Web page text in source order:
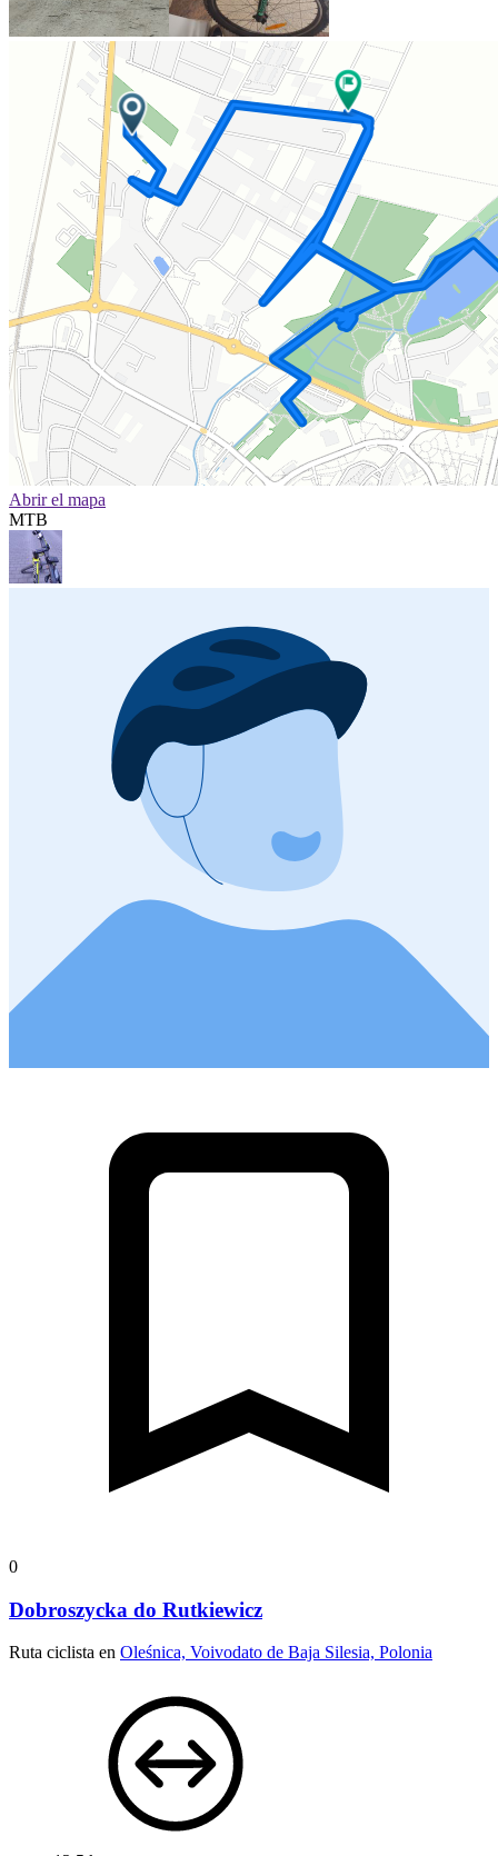
Abrir el mapa
MTB
0
Dobroszycka do Rutkiewicz
Ruta ciclista en Oleśnica, Voivodato de Baja Silesia, Polonia